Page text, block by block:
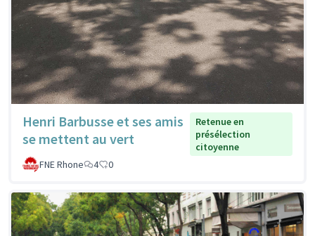
Henri Barbusse et ses amis
se mettent au vert
Retenue en
présélection
citoyenne
FNE Rhone
4 0